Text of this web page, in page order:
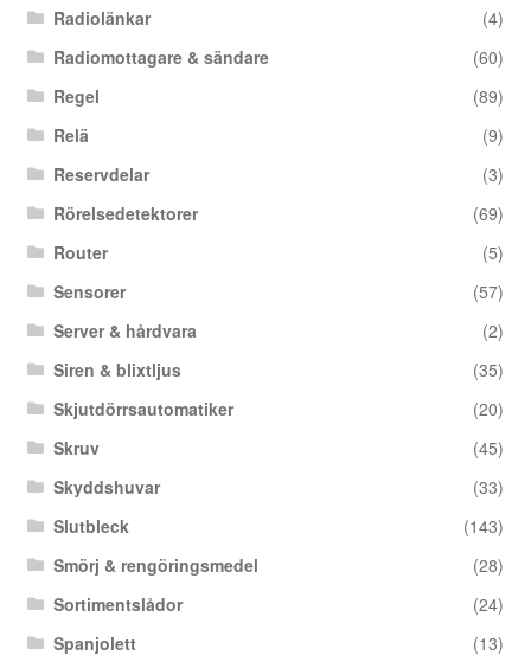
Radiolänkar
(4)
Radiomottagare & sändare
(60)
Regel
(89)
Relä
(9)
Reservdelar
(3)
Rörelsedetektorer
(69)
Router
(5)
Sensorer
(57)
Server & hårdvara
(2)
Siren & blixtljus
(35)
Skjutdörrsautomatiker
(20)
Skruv
(45)
Skyddshuvar
(33)
Slutbleck
(143)
Smörj & rengöringsmedel
(28)
Sortimentslådor
(24)
Spanjolett
(13)